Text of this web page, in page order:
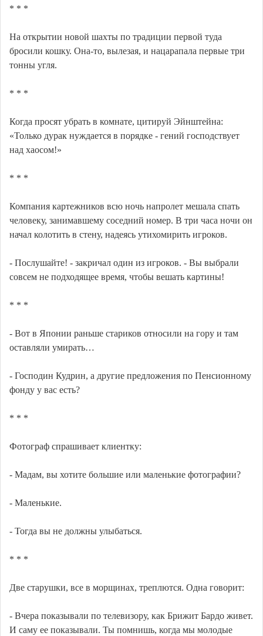
* * *
На открытии новой шахты по традиции первой туда
бросили кошку. Она-то, вылезая, и нацарапала первые три
тонны угля.
* * *
Когда просят убрать в комнате, цитируй Эйнштейна:
«Только дурак нуждается в порядке - гений господствует
над хаосом!»
* * *
Компания картежников всю ночь напролет мешала спать
человеку, занимавшему соседний номер. В три часа ночи он
начал колотить в стену, надеясь утихомирить игроков.
- Послушайте! - закричал один из игроков. - Вы выбрали
совсем не подходящее время, чтобы вешать картины!
* * *
- Вот в Японии раньше стариков относили на гору и там
оставляли умирать…
- Господин Кудрин, а другие предложения по Пенсионному
фонду у вас есть?
* * *
Фотограф спрашивает клиентку:
- Мадам, вы хотите большие или маленькие фотографии?
- Маленькие.
- Тогда вы не должны улыбаться.
* * *
Две старушки, все в морщинах, треплются. Одна говорит:
- Вчера показывали по телевизору, как Брижит Бардо живет.
И саму ее показывали. Ты помнишь, когда мы молодые